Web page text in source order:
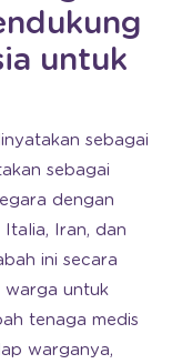
untuk
sebagai
sebagai
dengan
Italia, Iran, dan
ini secara
warga untuk
tenaga medis
warganya,